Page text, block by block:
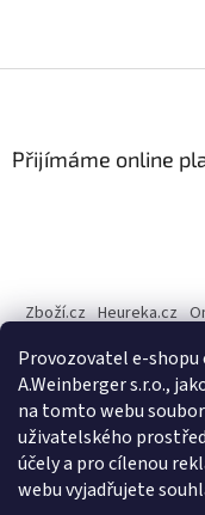
Provozovatel e-
A.Weinberger s.r.o.,
na tomto webu
uživatelského
účely a pro cílenou
webu vyjadřujete
Přijímáme online
Zboží.cz Heureka.cz
Internetové